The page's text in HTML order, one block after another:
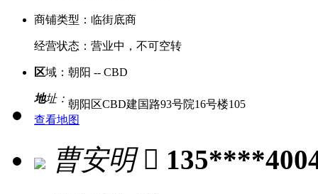
商铺类型： 临街底商
经营状态： 营业中，不可空转
区域： 朝阳 -- CBD
地址： 朝阳区CBD建国路93号院16号楼105
查看地图
曹安明 